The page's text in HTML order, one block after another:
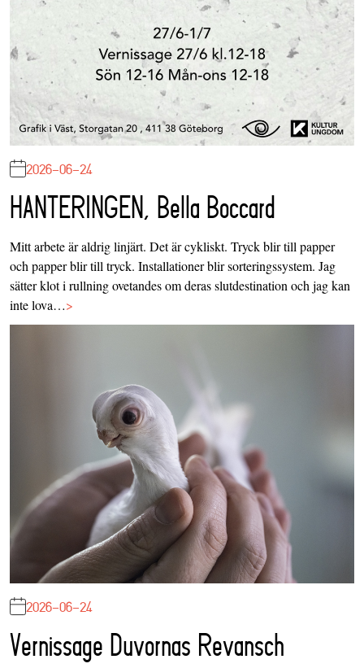
2026-06-24
HANTERINGEN, Bella Boccard
Mitt arbete är aldrig linjärt. Det är cykliskt. Tryck blir till papper
och papper blir till tryck. Installationer blir sorteringssystem. Jag
sätter klot i rullning ovetandes om deras slutdestination och jag kan
inte lova…>
2026-06-24
Vernissage Duvornas Revansch